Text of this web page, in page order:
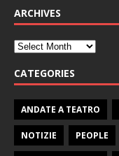
ARCHIVES
CATEGORIES
ANDATE A TEATRO
NOTIZIE PEOPLE